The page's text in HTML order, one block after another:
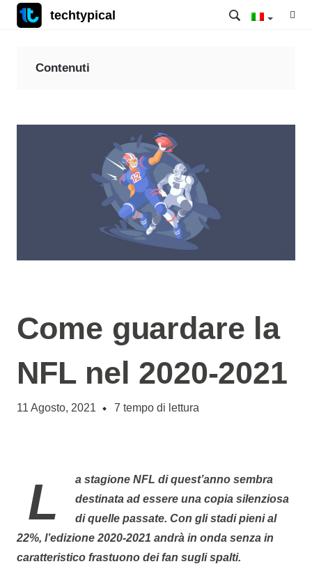
techtypical
Come guardare la
NFL nel 2020-2021
11 Agosto, 2021 7 tempo di lettura
La stagione NFL di quest’anno sembra
destinata ad essere una copia silenziosa
di quelle passate. Con gli stadi pieni al
22%, l’edizione 2020-2021 andrà in onda senza in
caratteristico frastuono dei fan sugli spalti.
Contenuti